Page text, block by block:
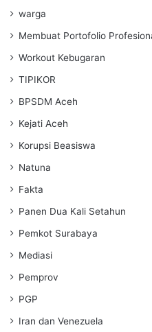
warga
Membuat Portofolio
Workout Kebugaran
TIPIKOR
BPSDM Aceh
Kejati Aceh
Korupsi Beasiswa
Natuna
Fakta
Panen Dua Kali Setahun
Pemkot Surabaya
Mediasi
Pemprov
PGP
Iran dan Venezuela